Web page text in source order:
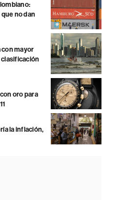
no dan
con mayor
clasificación
oro para
la inflación,